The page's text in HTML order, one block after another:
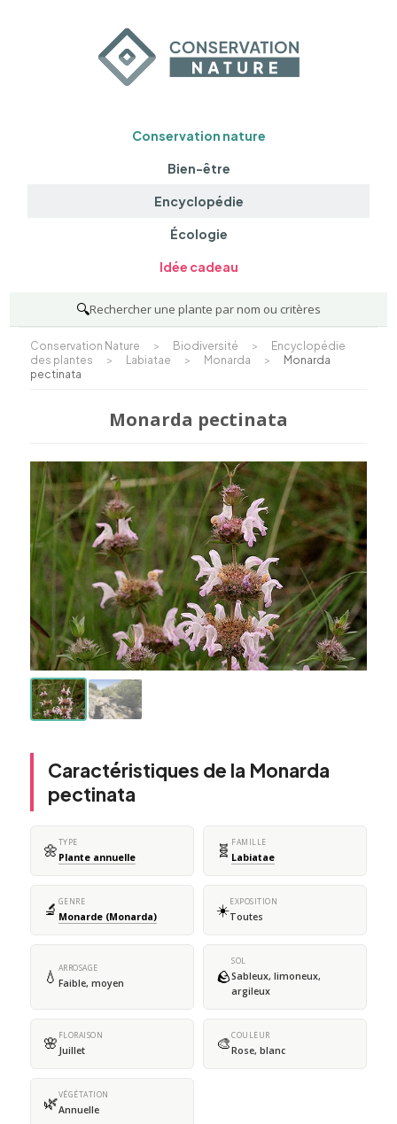
Conservation nature
Bien-être
Encyclopédie
Écologie
Idée cadeau
🔍Rechercher une plante par nom ou critères
Conservation Nature > Biodiversité >
Encyclopédie
des plantes
> Labiatae > Monarda >
Monarda
pectinata
Monarda pectinata
Caractéristiques de la Monarda
pectinata
🌼TYPE
Plante annuelle 🧬 FAMILLE
Labiatae
🔬 GENRE
Monarde (Monarda) ☀️EXPOSITION
Toutes
💧 ARROSAGE
Faible, moyen 🪨
SOL
Sableux, limoneux,
argileux
🌸 FLORAISON
Juillet 🎨COULEUR
Rose, blanc
🌿VÉGÉTATION
Annuelle